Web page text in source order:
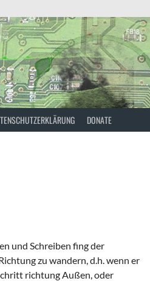
DONATE
und Schreiben fing der
zu wandern, d.h. wenn er
richtung Außen, oder